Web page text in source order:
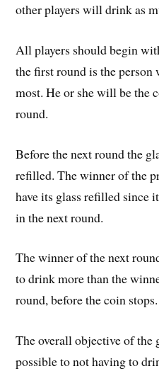
other players will drink as
All players should begin
the first round is the person
most. He or she will be the
round.
Before the next round the
refilled. The winner of the
have its glass refilled since
in the next round.
The winner of the next
to drink more than the
round, before the coin stops.
The overall objective of the
possible to not having to